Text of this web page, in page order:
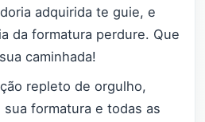
adquirida te guie, e
da formatura perdure. Que
caminhada!
repleto de orgulho,
sua formatura e todas as